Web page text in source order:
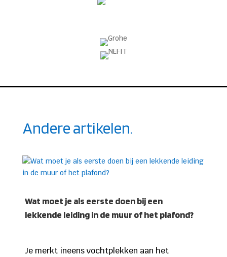
Andere artikelen.
Wat moet je als eerste doen bij een
lekkende leiding in de muur of het plafond?
Je merkt ineens vochtplekken aan het